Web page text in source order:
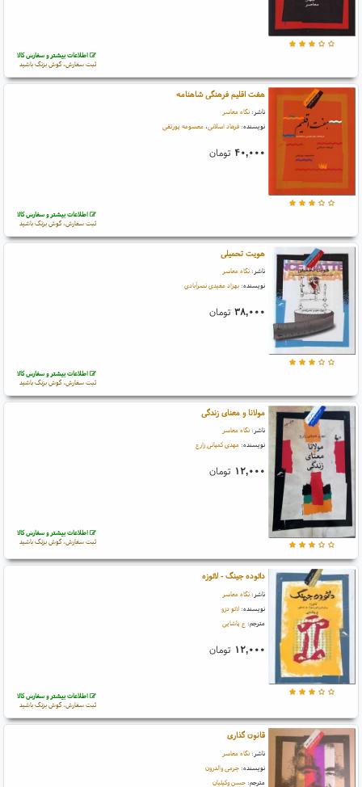
اطلاعات بیشتر و سفارش کالا
ثبت سفارش، گوش بزنگ باشید
هفت اقلیم فرهنگی شاهنامه
ناشر: نگاه معاصر
نویسنده: فرهاد اصلانی، معصومه پورتقی
۴۰,۰۰۰ تومان
اطلاعات بیشتر و سفارش کالا
ثبت سفارش، گوش بزنگ باشید
هویت تحمیلی
ناشر: نگاه معاصر
نویسنده: بهزاد مفیدی نصرآبادی
۳۸,۰۰۰ تومان
اطلاعات بیشتر و سفارش کالا
ثبت سفارش، گوش بزنگ باشید
مولانا و معنای زندگی
ناشر: نگاه معاصر
نویسنده: مهدی کمپانی زارع
۱۲,۰۰۰ تومان
اطلاعات بیشتر و سفارش کالا
ثبت سفارش، گوش بزنگ باشید
دائوده جینگ - لائوزه
ناشر: نگاه معاصر
نویسنده: لائو دزو
مترجم: ع پاشایی
۱۲,۰۰۰ تومان
اطلاعات بیشتر و سفارش کالا
ثبت سفارش، گوش بزنگ باشید
قانون گذاری
ناشر: نگاه معاصر
نویسنده: جرمی والدرون
مترجم: حسن وکیلیان